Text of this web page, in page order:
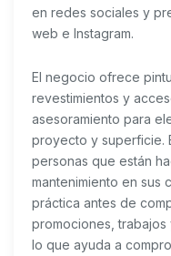
en redes sociales y
web e Instagram.
El negocio ofrece
revestimientos y
asesoramiento para
proyecto y superficie.
personas que están
mantenimiento en sus
práctica antes de
promociones,
lo que ayuda a